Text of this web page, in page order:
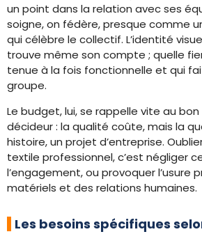
un point dans la relation avec ses
soigne, on fédère, presque comme
qui célèbre le collectif. L’identité
trouve même son compte ; quelle
tenue à la fois fonctionnelle et qui
groupe.
Le budget, lui, se rappelle vite au bon
décideur : la qualité coûte, mais la
histoire, un projet d’entreprise.
textile professionnel, c’est négliger
l’engagement, ou provoquer l’usure
matériels et des relations humaines.
Les besoins spécifiques